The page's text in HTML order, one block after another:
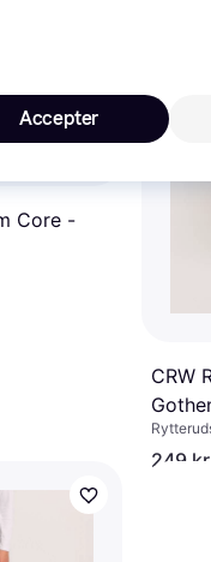
Core -
CRW
249 kr.
Accepter